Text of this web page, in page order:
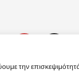
την